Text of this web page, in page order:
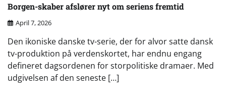
Borgen-skaber afslører nyt om seriens fremtid
April 7, 2026
Den ikoniske danske tv-serie, der for alvor satte dansk
tv-produktion på verdenskortet, har endnu engang
defineret dagsordenen for storpolitiske dramaer. Med
udgivelsen af den seneste […]